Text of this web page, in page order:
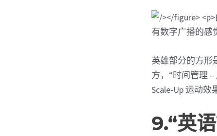
有数字广播的感
英雄部分的方形
方，“时间管理
Scale-Up 运动效
9.“英